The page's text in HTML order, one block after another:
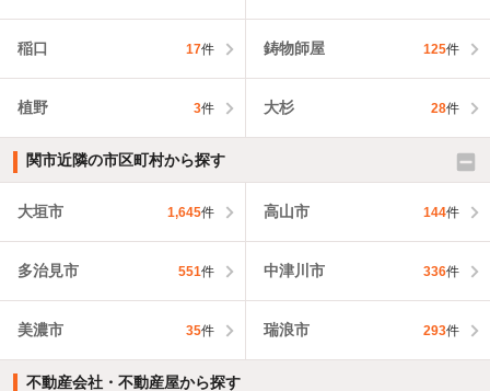
稲口 17件 鋳物師屋 125件
植野 3件 大杉 28件
関市近隣の市区町村から探す
大垣市 1,645件 高山市 144件
多治見市 551件 中津川市 336件
美濃市 35件 瑞浪市 293件
不動産会社・不動産屋から探す